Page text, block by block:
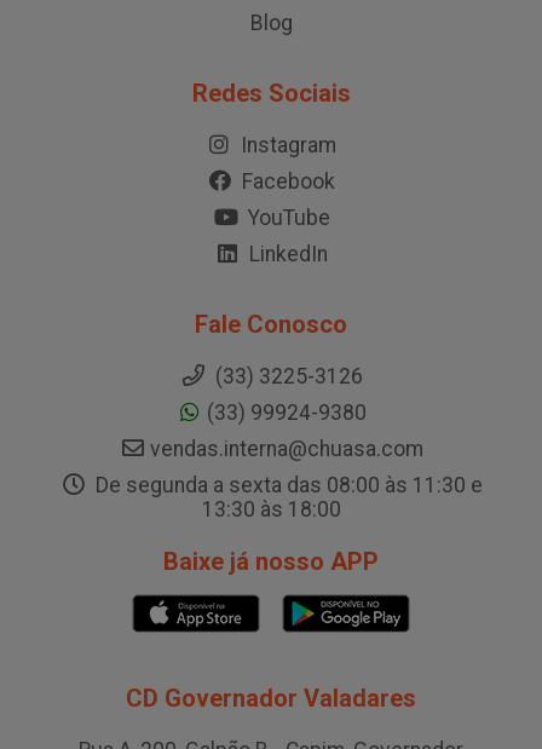
Blog
Redes Sociais
Instagram
Facebook
YouTube
LinkedIn
Fale Conosco
(33) 3225-3126
(33) 99924-9380
vendas.interna@chuasa.com
De segunda a sexta das 08:00 às 11:30 e
13:30 às 18:00
Baixe já nosso APP
CD Governador Valadares